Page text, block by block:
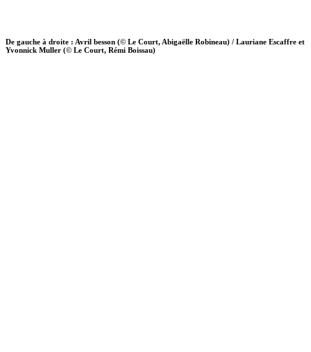
De gauche à droite : Avril besson (© Le Court, Abigaëlle Robineau) / Lauriane Escaffre et
Yvonnick Muller (© Le Court, Rémi Boissau)